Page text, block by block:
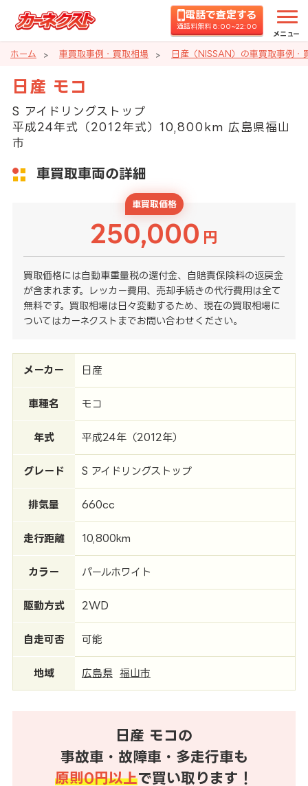
電話で査定する
通話料無料 8:00~22:00
メニュー
ホーム 車買取事例・買取相場 日産（NISSAN）の車買取事例・
日産 モコ
S アイドリングストップ
平成24年式（2012年式）10,800km 広島県福山
市
車買取車両の詳細
車買取価格
250,000 円
買取価格には自動車重量税の還付金、自賠責保険料の返戻金
が含まれます。レッカー費用、売却手続きの代行費用は全て
無料です。買取相場は日々変動するため、現在の買取相場に
ついてはカーネクストまでお問い合わせください。
メーカー 日産
車種名 モコ
年式 平成24年（2012年）
グレード S アイドリングストップ
排気量 660cc
走行距離 10,800km
カラー パールホワイト
駆動方式 2WD
自走可否 可能
地域 広島県 福山市
日産 モコの
事故車・故障車・多走行車も
原則0円以上で買い取ります！